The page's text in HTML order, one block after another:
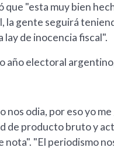
que "esta muy bien
la gente seguirá
de inocencia fiscal".
año electoral
nos odia, por eso yo
de producto bruto y
nota". "El periodismo